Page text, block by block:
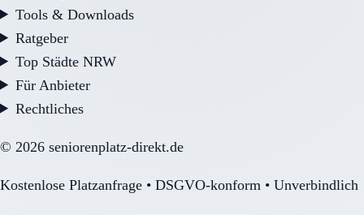
Tools & Downloads
Ratgeber
Top Städte NRW
Für Anbieter
Rechtliches
© 2026 seniorenplatz-direkt.de
Kostenlose Platzanfrage • DSGVO-konform • Unverbindlich